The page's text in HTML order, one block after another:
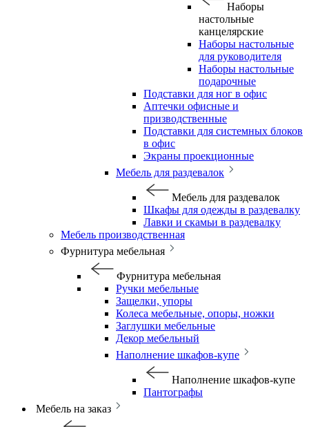
Наборы
настольные
канцелярские
Наборы настольные
для руководителя
Наборы настольные
подарочные
Подставки для ног в офис
Аптечки офисные и
призводственные
Подставки для системных блоков
в офис
Экраны проекционные
Мебель для раздевалок
Мебель для раздевалок
Шкафы для одежды в раздевалку
Лавки и скамьи в раздевалку
Мебель производственная
Фурнитура мебельная
Фурнитура мебельная
Ручки мебельные
Защелки, упоры
Колеса мебельные, опоры, ножки
Заглушки мебельные
Декор мебельный
Наполнение шкафов-купе
Наполнение шкафов-купе
Пантографы
Мебель на заказ